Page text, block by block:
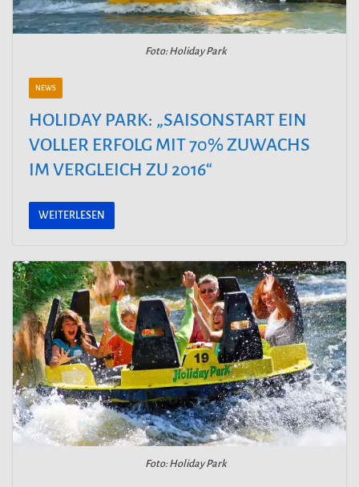
Foto: Holiday Park
NEWS
HOLIDAY PARK: „SAISONSTART EIN
VOLLER ERFOLG MIT 70% ZUWACHS
IM VERGLEICH ZU 2016“
WEITERLESEN
Foto: Holiday Park